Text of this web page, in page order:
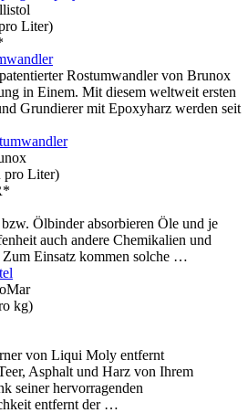
Liter)
Rostumwandler von Brunox
in Einem. Mit diesem weltweit ersten
Grundierer mit Epoxyharz werden seit
pro Liter)
Ölbinder absorbieren Öle und je
auch andere Chemikalien und
Zum Einsatz kommen solche …
kg)
von Liqui Moly entfernt
Asphalt und Harz von Ihrem
seiner hervorragenden
entfernt der …